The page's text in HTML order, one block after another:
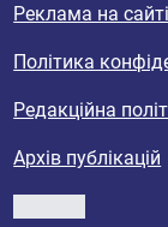
Реклама на сайті
Політика
Редакційна
Архів публікацій